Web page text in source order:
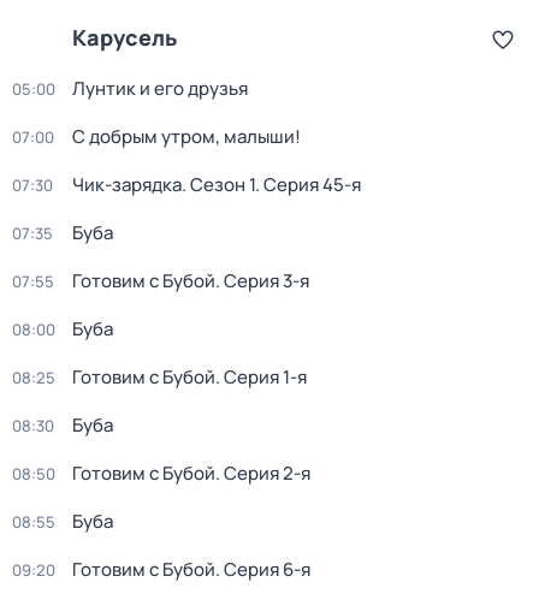
Карусель
05:00 Лунтик и его друзья
07:00 С добрым утром, малыши!
07:30 Чик-зарядка. Сезон 1. Серия 45-я
07:35 Буба
07:55 Готовим с Бубой. Серия 3-я
08:00 Буба
08:25 Готовим с Бубой. Серия 1-я
08:30 Буба
08:50 Готовим с Бубой. Серия 2-я
08:55 Буба
09:20 Готовим с Бубой. Серия 6-я